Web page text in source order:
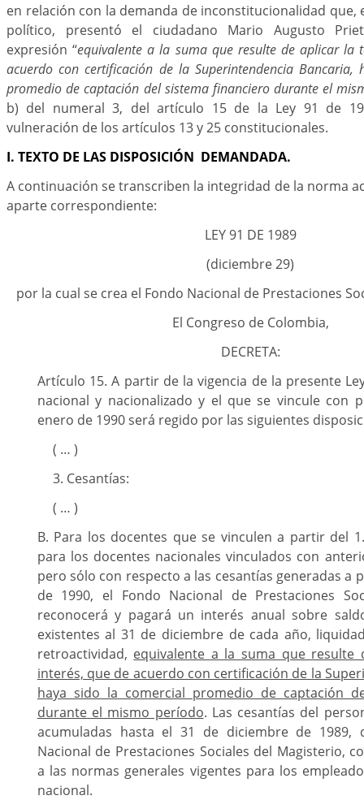
en relación con la demanda de inconstitucionalidad que,
político, presentó el ciudadano Mario Augusto
expresión “equivalente a la suma que resulte de aplicar la
acuerdo con certificación de la Superintendencia Bancaria,
promedio de captación del sistema financiero durante el
b) del numeral 3, del artículo 15 de la Ley 91 de
vulneración de los artículos 13 y 25 constitucionales.
I. TEXTO DE LAS DISPOSICIÓN DEMANDADA.
A continuación se transcriben la integridad de la norma
aparte correspondiente:
LEY 91 DE 1989
(diciembre 29)
por la cual se crea el Fondo Nacional de Prestaciones
El Congreso de Colombia,
DECRETA:
Artículo 15. A partir de la vigencia de la presente
nacional y nacionalizado y el que se vincule con
enero de 1990 será regido por las siguientes
( … )
3. Cesantías:
( … )
B. Para los docentes que se vinculen a partir del
para los docentes nacionales vinculados con
pero sólo con respecto a las cesantías generadas a
de 1990, el Fondo Nacional de Prestaciones
reconocerá y pagará un interés anual sobre
existentes al 31 de diciembre de cada año,
retroactividad, equivalente a la suma que resulte
interés, que de acuerdo con certificación de la
haya sido la comercial promedio de captación
durante el mismo período. Las cesantías del
acumuladas hasta el 31 de diciembre de 1989,
Nacional de Prestaciones Sociales del Magisterio,
a las normas generales vigentes para los
nacional.